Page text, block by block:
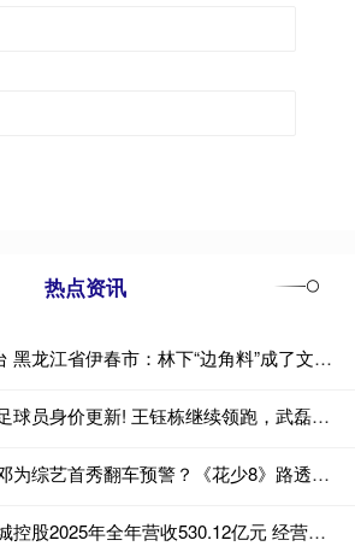
热点资讯
炒股入门知识配资平台 黑龙江省伊春市：林下“边角料”成了文创“香饽饽”
专业股票配资利息 国足球员身价更新! 王钰栋继续领跑，武磊仅25万欧，李昊成最大惊喜
股票入门配资知识网 邓为综艺首秀翻车预警？《花少8》路透曝光，他会带来惊喜还是惊吓？
配资平台股票行情 新城控股2025年全年营收530.12亿元 经营性现金流连续8年为正